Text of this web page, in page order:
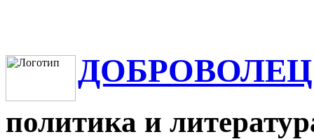
ДОБРОВОЛЕЦ
политика и